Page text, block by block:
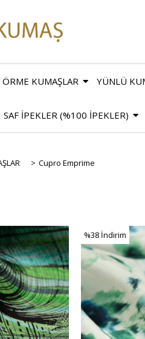
ÖRME KUMAŞLAR YÜNLÜ
SAF İPEKLER (%100 İPEKLER)
> Cupro Emprime
%38 İndirim
%38İndirim